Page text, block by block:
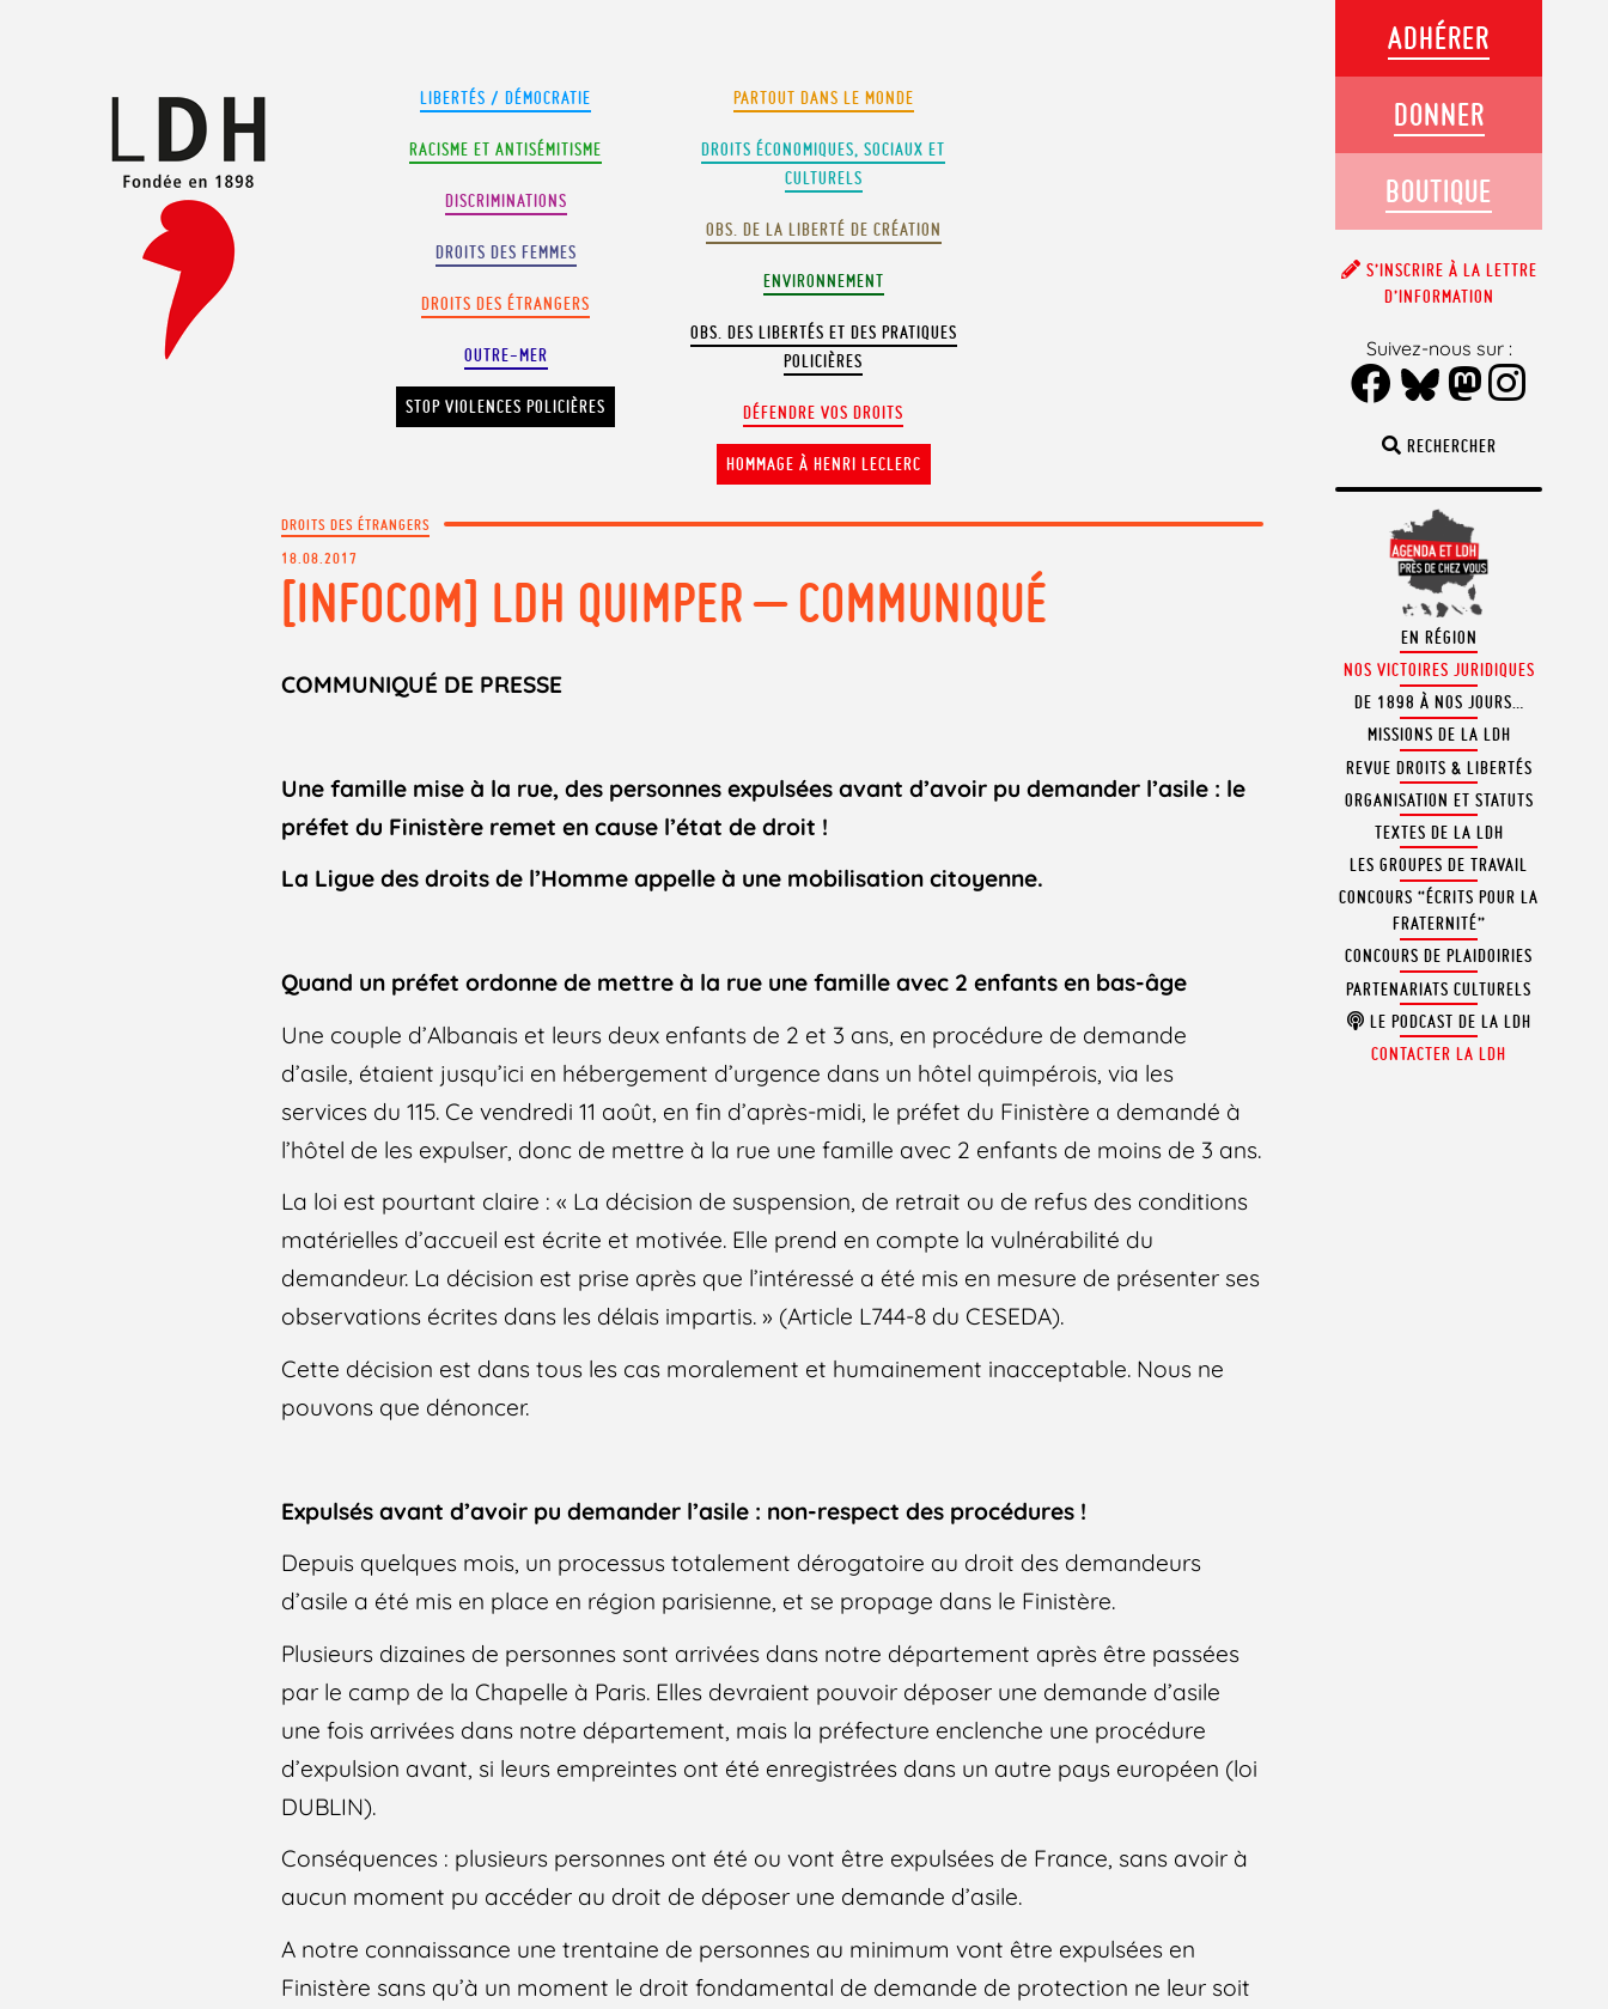
LIBERTÉS / DÉMOCRATIE
RACISME ET ANTISÉMITISME
DISCRIMINATIONS
DROITS DES FEMMES
DROITS DES ÉTRANGERS
OUTRE-MER
STOP VIOLENCES POLICIÈRES
PARTOUT DANS LE MONDE
DROITS ÉCONOMIQUES, SOCIAUX ET
CULTURELS
OBS. DE LA LIBERTÉ DE CRÉATION
ENVIRONNEMENT
OBS. DES LIBERTÉS ET DES PRATIQUES
POLICIÈRES
DÉFENDRE VOS DROITS
HOMMAGE À HENRI LECLERC
DROITS DES ÉTRANGERS
18.08.2017
[INFOCOM] LDH QUIMPER – COMMUNIQUÉ
COMMUNIQUÉ DE PRESSE
Une famille mise à la rue, des personnes expulsées avant d’avoir pu demander l’asile : le
préfet du Finistère remet en cause l’état de droit !
La Ligue des droits de l’Homme appelle à une mobilisation citoyenne.
Quand un préfet ordonne de mettre à la rue une famille avec 2 enfants en bas-âge
Une couple d’Albanais et leurs deux enfants de 2 et 3 ans, en procédure de demande
d’asile, étaient jusqu’ici en hébergement d’urgence dans un hôtel quimpérois, via les
services du 115. Ce vendredi 11 août, en fin d’après-midi, le préfet du Finistère a demandé à
l’hôtel de les expulser, donc de mettre à la rue une famille avec 2 enfants de moins de 3 ans.
La loi est pourtant claire : « La décision de suspension, de retrait ou de refus des conditions
matérielles d’accueil est écrite et motivée. Elle prend en compte la vulnérabilité du
demandeur. La décision est prise après que l’intéressé a été mis en mesure de présenter ses
observations écrites dans les délais impartis. » (Article L744-8 du CESEDA).
Cette décision est dans tous les cas moralement et humainement inacceptable. Nous ne
pouvons que dénoncer.
Expulsés avant d’avoir pu demander l’asile : non-respect des procédures !
Depuis quelques mois, un processus totalement dérogatoire au droit des demandeurs
d’asile a été mis en place en région parisienne, et se propage dans le Finistère.
Plusieurs dizaines de personnes sont arrivées dans notre département après être passées
par le camp de la Chapelle à Paris. Elles devraient pouvoir déposer une demande d’asile
une fois arrivées dans notre département, mais la préfecture enclenche une procédure
d’expulsion avant, si leurs empreintes ont été enregistrées dans un autre pays européen (loi
DUBLIN).
Conséquences : plusieurs personnes ont été ou vont être expulsées de France, sans avoir à
aucun moment pu accéder au droit de déposer une demande d’asile.
A notre connaissance une trentaine de personnes au minimum vont être expulsées en
Finistère sans qu’à un moment le droit fondamental de demande de protection ne leur soit
RECHERCHER
EN RÉGION
NOS VICTOIRES JURIDIQUES
DE 1898 À NOS JOURS…
MISSIONS DE LA LDH
REVUE DROITS & LIBERTÉS
ORGANISATION ET STATUTS
TEXTES DE LA LDH
LES GROUPES DE TRAVAIL
CONCOURS “ÉCRITS POUR LA
FRATERNITÉ”
CONCOURS DE PLAIDOIRIES
PARTENARIATS CULTURELS
LE PODCAST DE LA LDH
CONTACTER LA LDH
ADHÉRER
DONNER
BOUTIQUE
S’INSCRIRE À LA LETTRE
D’INFORMATION
Suivez-nous sur :